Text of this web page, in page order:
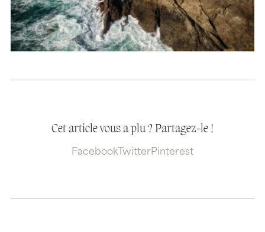
Cet article vous a plu ? Partagez-le !
Facebook TwitterPinterest